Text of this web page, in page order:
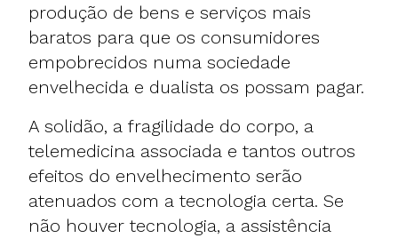
produção de bens e serviços mais
baratos para que os consumidores
empobrecidos numa sociedade
envelhecida e dualista os possam pagar.
A solidão, a fragilidade do corpo, a
telemedicina associada e tantos outros
efeitos do envelhecimento serão
atenuados com a tecnologia certa. Se
não houver tecnologia, a assistência